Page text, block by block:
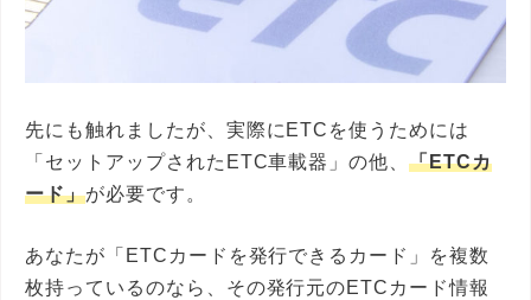
先にも触れましたが、実際にETCを使うためには
「セットアップされたETC車載器」の他、「ETCカ
ード」が必要です。
あなたが「ETCカードを発行できるカード」を複数
枚持っているのなら、その発行元のETCカード情報